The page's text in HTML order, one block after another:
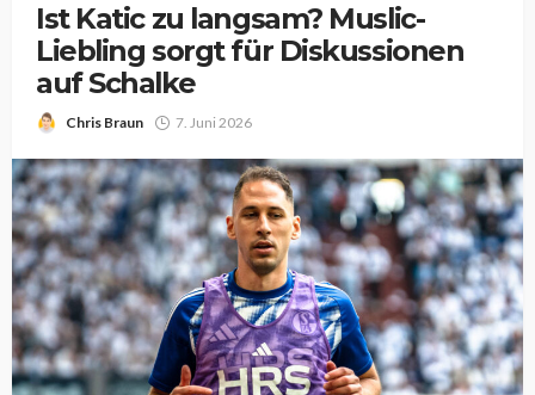
Ist Katic zu langsam? Muslic-
Liebling sorgt für Diskussionen
auf Schalke
Chris Braun 7. Juni 2026